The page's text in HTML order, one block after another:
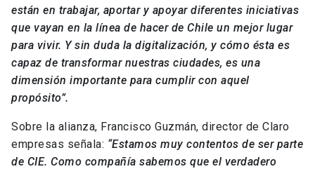
están en trabajar, aportar y apoyar diferentes iniciativas
que vayan en la línea de hacer de Chile un mejor lugar
para vivir. Y sin duda la digitalización, y cómo ésta es
capaz de transformar nuestras ciudades, es una
dimensión importante para cumplir con aquel
propósito”.
Sobre la alianza, Francisco Guzmán, director de Claro
empresas señala: “Estamos muy contentos de ser parte
de CIE. Como compañía sabemos que el verdadero